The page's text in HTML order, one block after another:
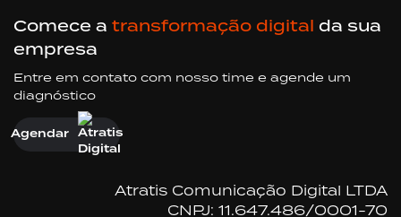
Comece a transformação digital da sua
empresa
Entre em contato com nosso time e agende um
diagnóstico
Agendar
Atratis Comunicação Digital LTDA
CNPJ: 11.647.486/0001-70